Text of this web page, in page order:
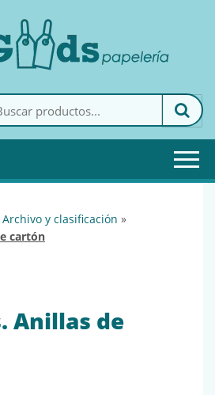
My Goods es tu papelería
online de confianza. Podrás
encontrar todo lo necesario
archivo y clasificación »
cartón
Anillas de